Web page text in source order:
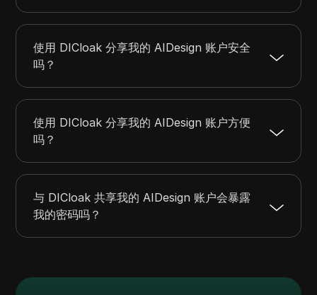
使用 DICloak 分享我的 AIDesign 账户安全
吗？
使用 DICloak 分享我的 AIDesign 账户方便
吗？
与 DICloak 共享我的 AIDesign 账户会暴露
我的密码吗？